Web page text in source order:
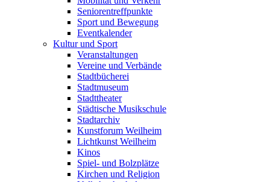
Seniorentreffpunkte
Sport und Bewegung
Eventkalender
Kultur und Sport
Veranstaltungen
Vereine und Verbände
Stadtbücherei
Stadtmuseum
Stadttheater
Städtische Musikschule
Stadtarchiv
Kunstforum Weilheim
Lichtkunst Weilheim
Kinos
Spiel- und Bolzplätze
Kirchen und Religion